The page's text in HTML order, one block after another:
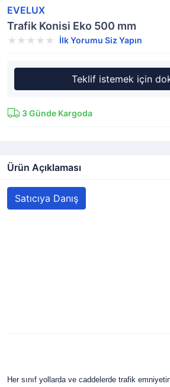
EVELUX
Trafik Konisi Eko 500 mm
İlk Yorumu Siz Yapın
Teklif istemek için
3Günde Kargoda
Ürün Açıklaması
Satıcıya Danış
Her sınıf yollarda ve caddelerde trafik